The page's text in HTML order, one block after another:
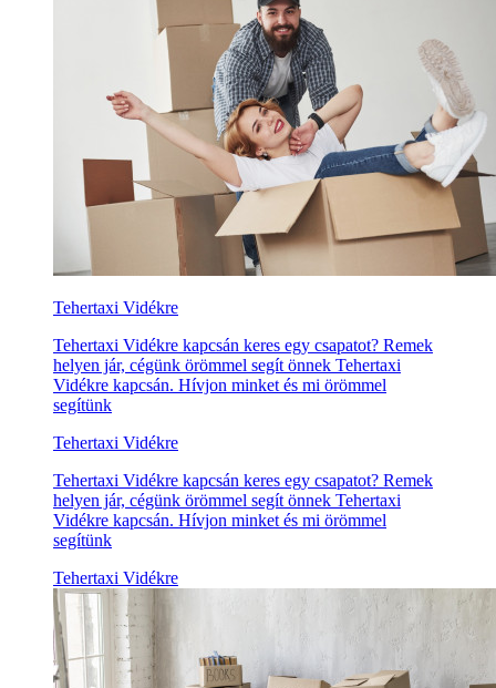
Tehertaxi Vidékre
Tehertaxi Vidékre kapcsán keres egy csapatot? Remek
helyen jár, cégünk örömmel segít önnek Tehertaxi
Vidékre kapcsán. Hívjon minket és mi örömmel
segítünk
Tehertaxi Vidékre
Tehertaxi Vidékre kapcsán keres egy csapatot? Remek
helyen jár, cégünk örömmel segít önnek Tehertaxi
Vidékre kapcsán. Hívjon minket és mi örömmel
segítünk
Tehertaxi Vidékre